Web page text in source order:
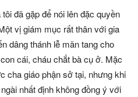
đã gặp để nói lên đặc quyền
vị giám mục rất thân với gia
dâng thánh lễ mãn tang cho
cái, cháu chắt bà cụ ở. Mặc
cha giáo phận sở tại, nhưng khi
nhất định không đồng ý với